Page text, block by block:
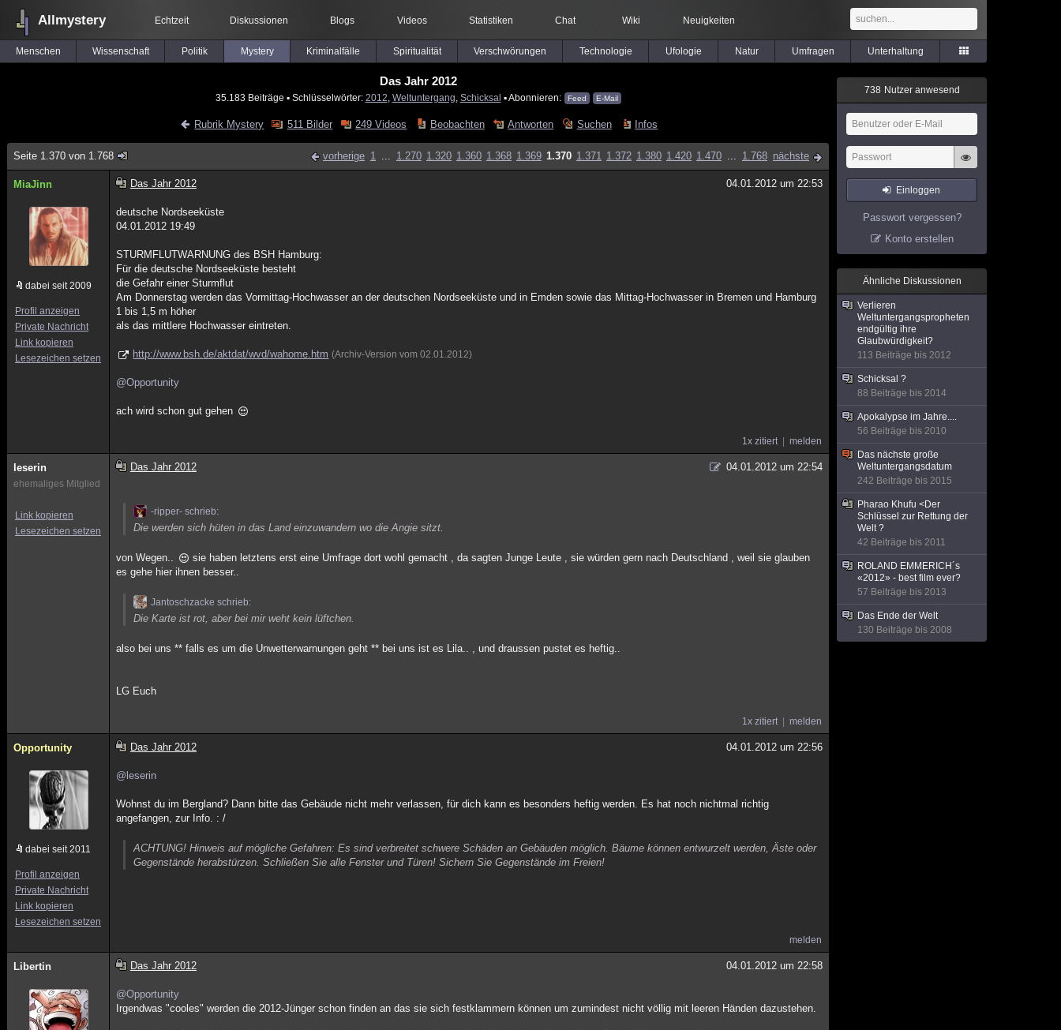
Allmystery Echtzeit Diskussionen Blogs Videos Statistiken Chat Wiki Neuigkeiten
Menschen Wissenschaft Politik Mystery Kriminalfälle Spiritualität Verschwörungen Technologie Ufologie Natur Umfragen Unterhaltung
Das Jahr 2012
35.183 Beiträge ▪ Schlüsselwörter: 2012 Weltuntergang Schicksal ▪ Abonnieren: Feed E-Mail
Rubrik Mystery 511 Bilder 249 Videos Beobachten Antworten Suchen Infos
Seite 1.370 von 1.768 vorherige 1 ... 1.270 1.320 1.360 1.368 1.369 1.370 1.371 1.372 1.380 1.420 1.470 ... 1.768 nächste
MiaJinn
dabei seit 2009
Profil anzeigen
Private Nachricht
Link kopieren
Lesezeichen setzen
Das Jahr 2012 04.01.2012 um 22:53
deutsche Nordseeküste
04.01.2012 19:49
STURMFLUTWARNUNG des BSH Hamburg:
Für die deutsche Nordseeküste besteht
die Gefahr einer Sturmflut
Am Donnerstag werden das Vormittag-Hochwasser an der deutschen Nordseeküste und in Emden sowie das Mittag-Hochwasser in Bremen und Hamburg
1 bis 1,5 m höher
als das mittlere Hochwasser eintreten.
http://www.bsh.de/aktdat/wvd/wahome.htm (Archiv-Version vom 02.01.2012)
@Opportunity
ach wird schon gut gehen
1x zitiert melden
leserin
ehemaliges Mitglied
Link kopieren
Lesezeichen setzen
Das Jahr 2012 04.01.2012 um 22:54
-ripper- schrieb:
Die werden sich hüten in das Land einzuwandern wo die Angie sitzt.
von Wegen..
sie haben letztens erst eine Umfrage dort wohl gemacht , da sagten Junge Leute , sie würden gern nach Deutschland , weil sie glauben
es gehe hier ihnen besser..
Jantoschzacke schrieb:
Die Karte ist rot, aber bei mir weht kein lüftchen.
also bei uns ** falls es um die Unwetterwarnungen geht ** bei uns ist es Lila.. , und draussen pustet es heftig..
LG Euch
1x zitiert melden
Opportunity
dabei seit 2011
Profil anzeigen
Private Nachricht
Link kopieren
Lesezeichen setzen
Das Jahr 2012 04.01.2012 um 22:56
@leserin
Wohnst du im Bergland? Dann bitte das Gebäude nicht mehr verlassen, für dich kann es besonders heftig werden. Es hat noch nichtmal richtig
angefangen, zur Info. : /
ACHTUNG! Hinweis auf mögliche Gefahren: Es sind verbreitet schwere Schäden an Gebäuden möglich. Bäume können entwurzelt werden, Äste oder
Gegenstände herabstürzen. Schließen Sie alle Fenster und Türen! Sichern Sie Gegenstände im Freien!
melden
Libertin Das Jahr 2012 04.01.2012 um 22:58
@Opportunity
Irgendwas "cooles" werden die 2012-Jünger schon finden an das sie sich festklammern können um zumindest nicht völlig mit leeren Händen dazustehen.
738 Nutzer anwesend
Einloggen
Passwort vergessen?
Konto erstellen
Ähnliche Diskussionen
Verlieren
Weltuntergangspropheten
endgültig ihre
Glaubwürdigkeit?
113 Beiträge bis 2012
Schicksal ?
88 Beiträge bis 2014
Apokalypse im Jahre....
56 Beiträge bis 2010
Das nächste große
Weltuntergangsdatum
242 Beiträge bis 2015
Pharao Khufu <Der
Schlüssel zur Rettung der
Welt ?
42 Beiträge bis 2011
ROLAND EMMERICH´s
«2012» - best film ever?
57 Beiträge bis 2013
Das Ende der Welt
130 Beiträge bis 2008